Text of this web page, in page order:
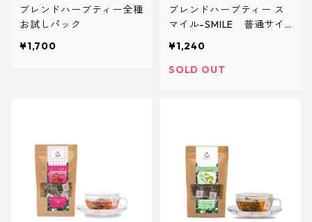
ブレンドハーブティー全種
お試しパック
¥1,700
ブレンドハーブティー ス
マイル-SMILE 普通サイ
¥1,240
SOLD OUT